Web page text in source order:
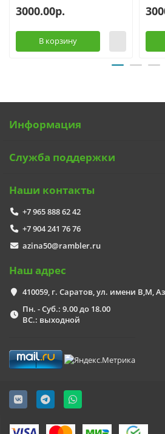
3000.00р.
В корзину
Информация
Служба поддержки
Наши контакты
+7 965 888 62 42
+7 904 241 76 76
azina50@rambler.ru
Наш адрес
410059, г. Саратов, ул. имени В,М,
Пн. - Суб.: 9.00 до 18.00
ВС.: выходной